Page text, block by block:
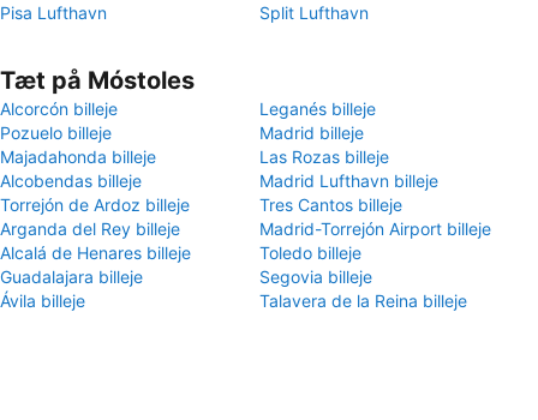
Pisa Lufthavn
Split Lufthavn
Tæt på Móstoles
Alcorcón billeje
Leganés billeje
Pozuelo billeje
Madrid billeje
Majadahonda billeje
Las Rozas billeje
Alcobendas billeje
Madrid Lufthavn billeje
Torrejón de Ardoz billeje
Tres Cantos billeje
Arganda del Rey billeje
Madrid-Torrejón Airport billeje
Alcalá de Henares billeje
Toledo billeje
Guadalajara billeje
Segovia billeje
Ávila‎ billeje
Talavera de la Reina billeje